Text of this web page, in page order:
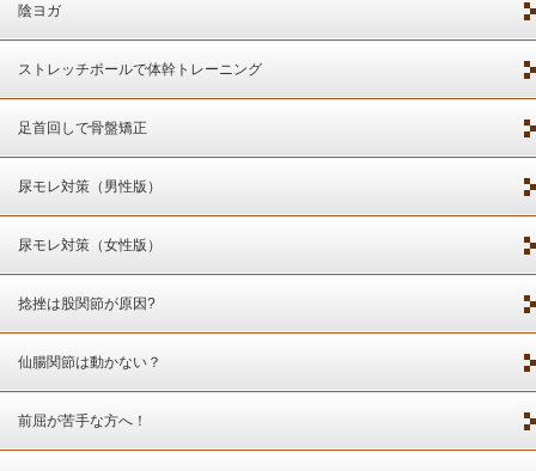
陰ヨガ
ストレッチポールで体幹トレーニング
足首回しで骨盤矯正
尿モレ対策（男性版）
尿モレ対策（女性版）
捻挫は股関節が原因?
仙腸関節は動かない？
前屈が苦手な方へ！